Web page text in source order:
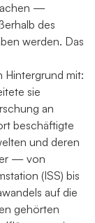
—
des
werden. Das
Hintergrund mit:
sie
an
beschäftigte
und deren
— von
(ISS) bis
auf die
gehörten